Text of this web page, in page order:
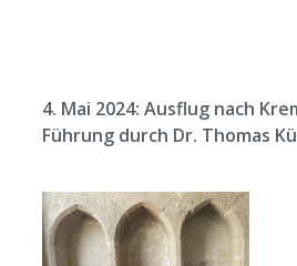
4. Mai 2024: Ausflug nach
Führung durch Dr. Thomas